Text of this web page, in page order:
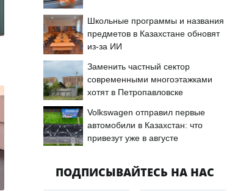
Школьные программы и названия
предметов в Казахстане обновят
из-за ИИ
Заменить частный сектор
современными многоэтажками
хотят в Петропавловске
Volkswagen отправил первые
автомобили в Казахстан: что
привезут уже в августе
ПОДПИСЫВАЙТЕСЬ НА НАС